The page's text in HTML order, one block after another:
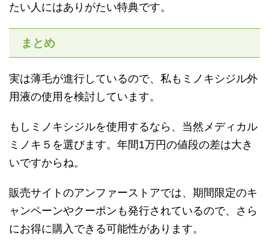
たい人にはありがたい特典です。
まとめ
実は薄毛が進行しているので、私もミノキシジル外
用液の使用を検討しています。
もしミノキシジルを使用するなら、当然メディカル
ミノキ５を選びます。年間1万円の値段の差は大き
いですからね。
販売サイトのアンファーストアでは、期間限定のキ
ャンペーンやクーポンも発行されているので、さら
にお得に購入できる可能性があります。